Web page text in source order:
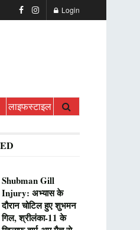
Login
लाइफस्टाइल
Shubman Gill
Injury: अभ्यास के
दौरान चोटिल हुए शुभमन
गिल, श्रीलंका-11 के